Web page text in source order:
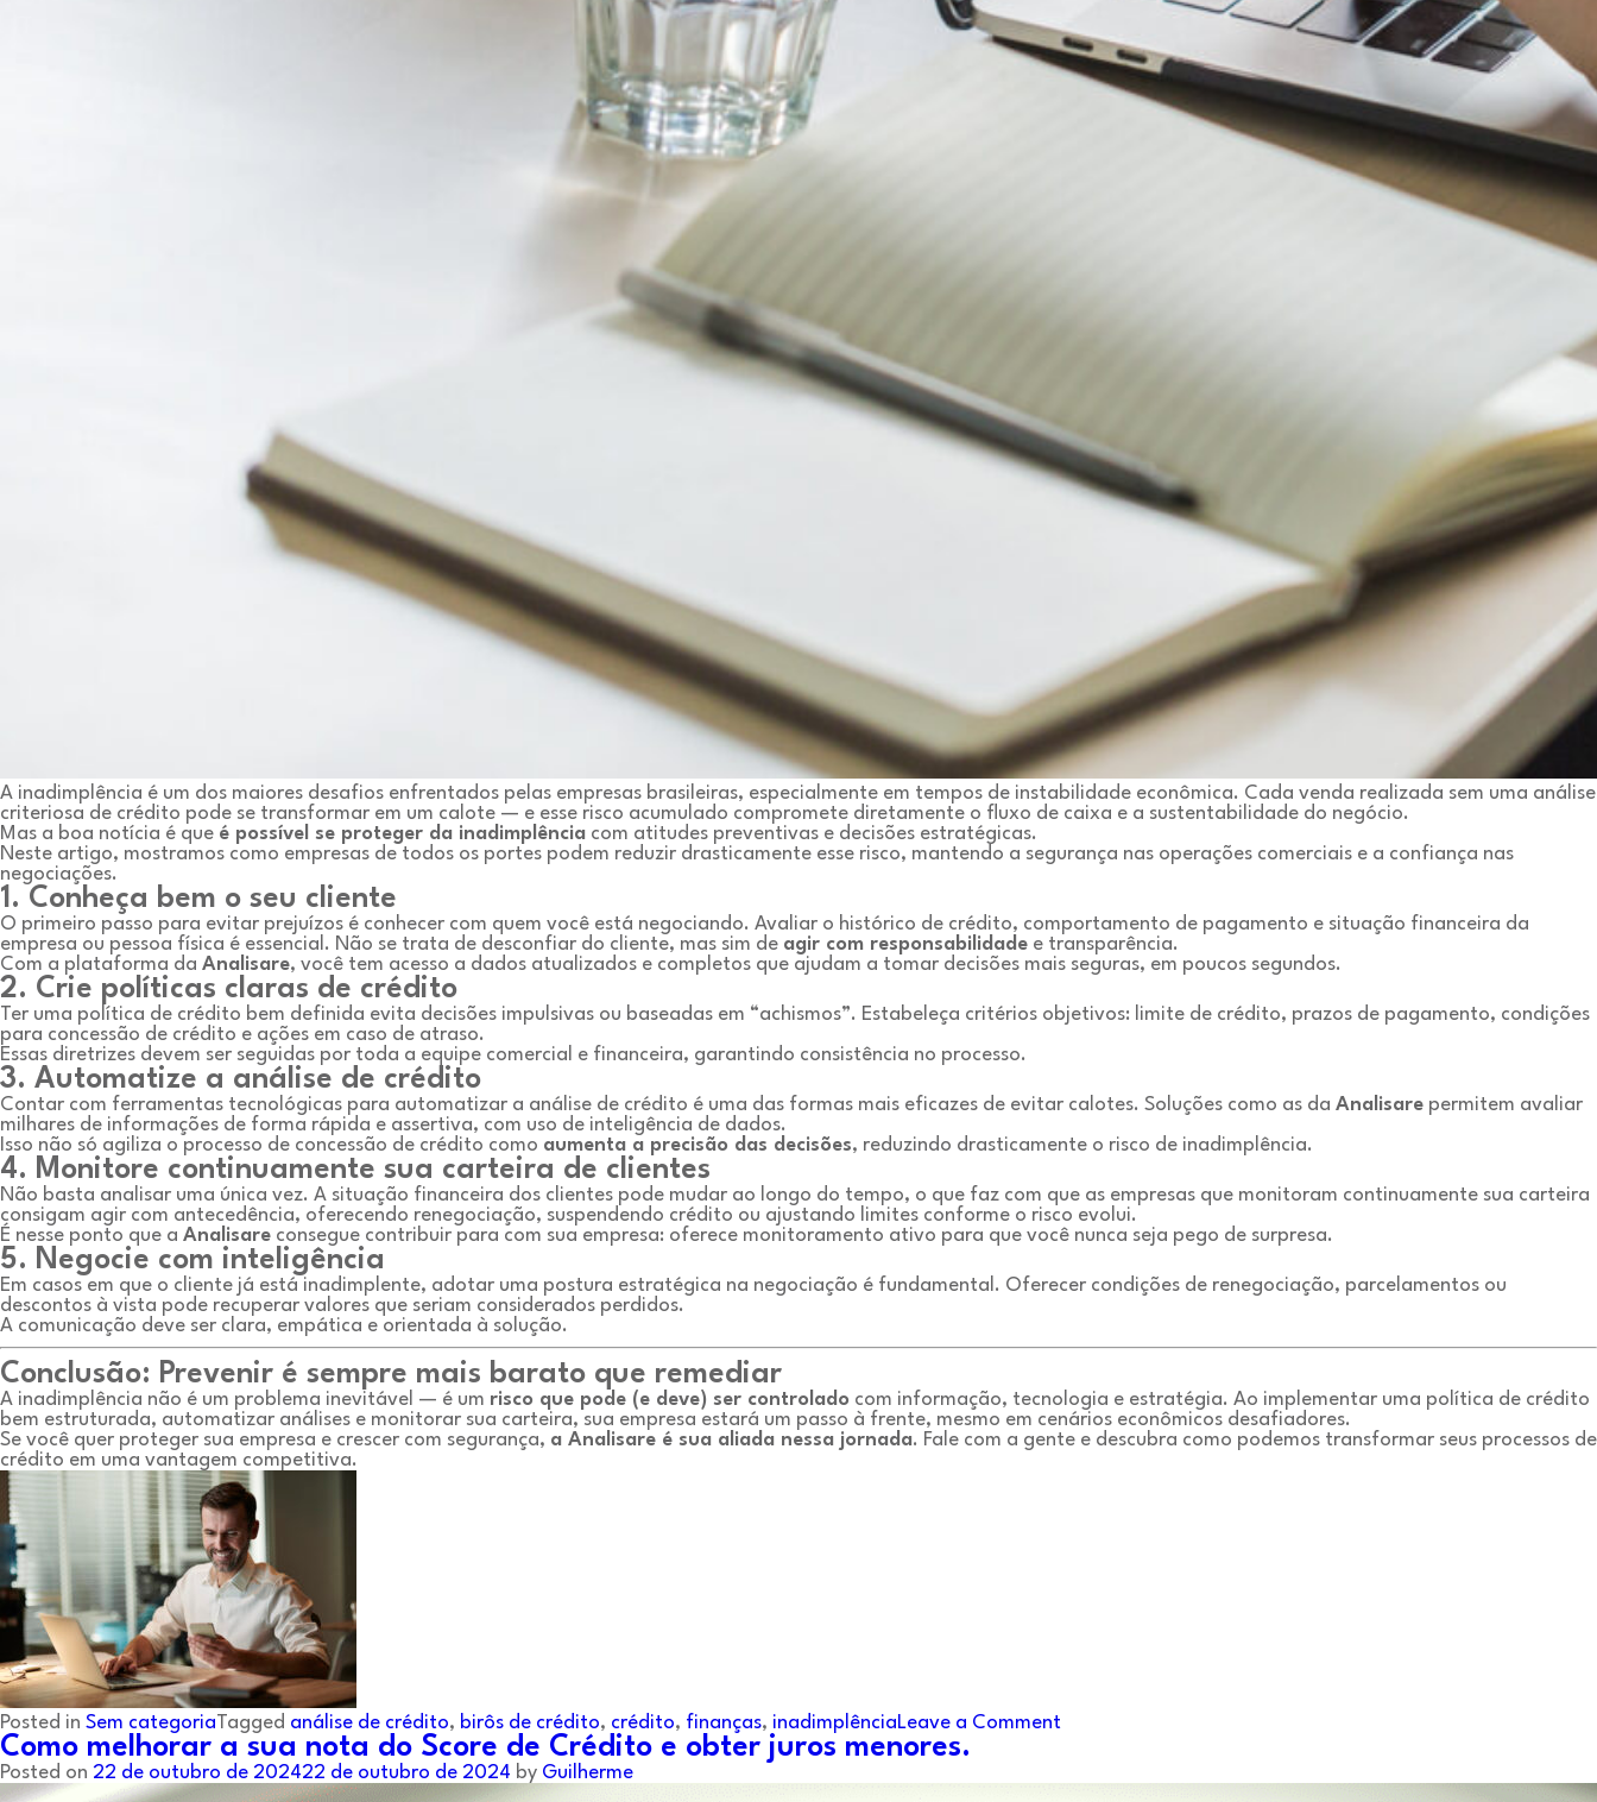
A inadimplência é um dos maiores desafios enfrentados pelas empresas brasileiras, especialmente em tempos de instabilidade econômica. Cada venda realizada sem uma análise
criteriosa de crédito pode se transformar em um calote — e esse risco acumulado compromete diretamente o fluxo de caixa e a sustentabilidade do negócio.
Mas a boa notícia é que é possível se proteger da inadimplência com atitudes preventivas e decisões estratégicas.
Neste artigo, mostramos como empresas de todos os portes podem reduzir drasticamente esse risco, mantendo a segurança nas operações comerciais e a confiança nas
negociações.
1. Conheça bem o seu cliente
O primeiro passo para evitar prejuízos é conhecer com quem você está negociando. Avaliar o histórico de crédito, comportamento de pagamento e situação financeira da
empresa ou pessoa física é essencial. Não se trata de desconfiar do cliente, mas sim de agir com responsabilidade e transparência.
Com a plataforma da Analisare, você tem acesso a dados atualizados e completos que ajudam a tomar decisões mais seguras, em poucos segundos.
2. Crie políticas claras de crédito
Ter uma política de crédito bem definida evita decisões impulsivas ou baseadas em “achismos”. Estabeleça critérios objetivos: limite de crédito, prazos de pagamento, condições
para concessão de crédito e ações em caso de atraso.
Essas diretrizes devem ser seguidas por toda a equipe comercial e financeira, garantindo consistência no processo.
3. Automatize a análise de crédito
Contar com ferramentas tecnológicas para automatizar a análise de crédito é uma das formas mais eficazes de evitar calotes. Soluções como as da Analisare permitem avaliar
milhares de informações de forma rápida e assertiva, com uso de inteligência de dados.
Isso não só agiliza o processo de concessão de crédito como aumenta a precisão das decisões, reduzindo drasticamente o risco de inadimplência.
4. Monitore continuamente sua carteira de clientes
Não basta analisar uma única vez. A situação financeira dos clientes pode mudar ao longo do tempo, o que faz com que as empresas que monitoram continuamente sua carteira
consigam agir com antecedência, oferecendo renegociação, suspendendo crédito ou ajustando limites conforme o risco evolui.
É nesse ponto que a Analisare consegue contribuir para com sua empresa: oferece monitoramento ativo para que você nunca seja pego de surpresa.
5. Negocie com inteligência
Em casos em que o cliente já está inadimplente, adotar uma postura estratégica na negociação é fundamental. Oferecer condições de renegociação, parcelamentos ou
descontos à vista pode recuperar valores que seriam considerados perdidos.
A comunicação deve ser clara, empática e orientada à solução.
Conclusão: Prevenir é sempre mais barato que remediar
A inadimplência não é um problema inevitável — é um risco que pode (e deve) ser controlado com informação, tecnologia e estratégia. Ao implementar uma política de crédito
bem estruturada, automatizar análises e monitorar sua carteira, sua empresa estará um passo à frente, mesmo em cenários econômicos desafiadores.
Se você quer proteger sua empresa e crescer com segurança, a Analisare é sua aliada nessa jornada. Fale com a gente e descubra como podemos transformar seus processos de
crédito em uma vantagem competitiva.
Posted in Sem categoriaTagged análise de crédito, birôs de crédito, crédito, finanças, inadimplênciaLeave a Comment
Desvencilhar
Como melhorar a sua nota do Score de Crédito e obter juros menores.
Posted on 22 de outubro de 202422 de outubro de 2024 by Guilherme